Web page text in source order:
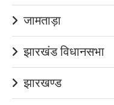
जामताड़ा
झारखंड विधानसभा
झारखण्ड